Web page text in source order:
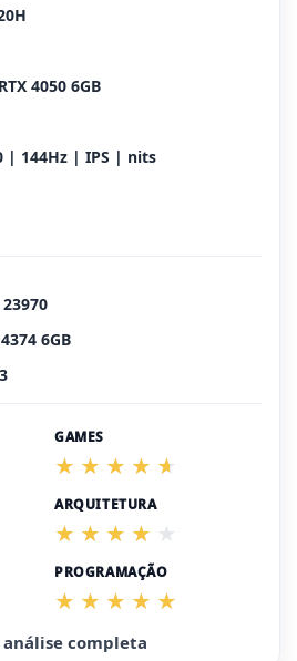
4050 6GB
| 144Hz | IPS | nits
6GB
GAMES
ARQUITETURA
PROGRAMAÇÃO
análise completa